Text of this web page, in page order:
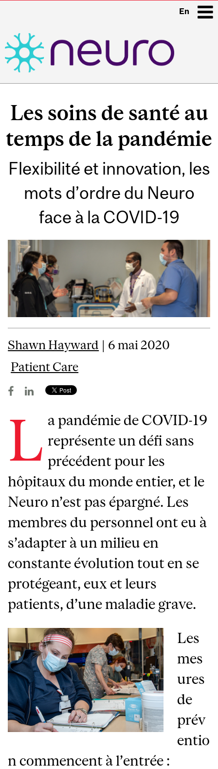
En
Les soins de santé au
temps de la pandémie
Flexibilité et innovation, les
mots d’ordre du Neuro
face à la COVID-19
Shawn Hayward | 6 mai 2020
Patient Care
L a pandémie de COVID-19
représente un défi sans
précédent pour les
hôpitaux du monde entier, et le
Neuro n’est pas épargné. Les
membres du personnel ont eu à
s’adapter à un milieu en
constante évolution tout en se
protégeant, eux et leurs
patients, d’une maladie grave.
Les
mes
ures
de
prév
entio
n commencent à l’entrée :